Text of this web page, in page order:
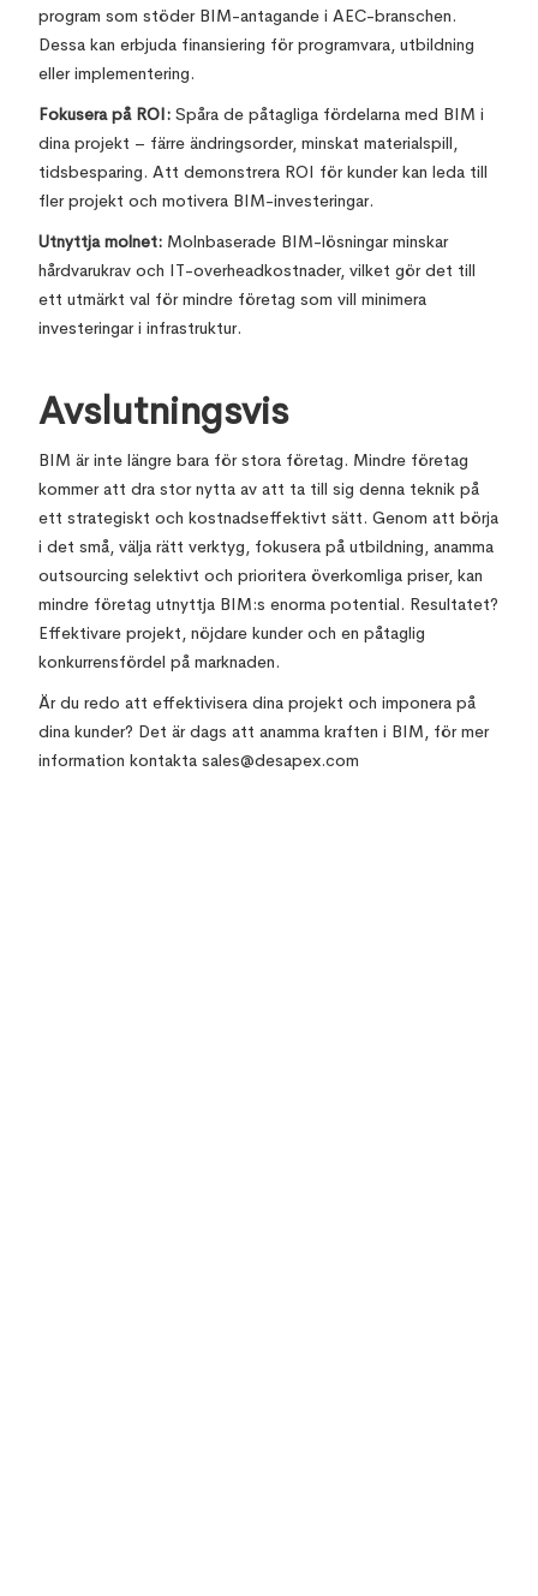
program som stöder BIM-antagande i AEC-branschen.
Dessa kan erbjuda finansiering för programvara, utbildning
eller implementering.
Fokusera på ROI: Spåra de påtagliga fördelarna med BIM i
dina projekt – färre ändringsorder, minskat materialspill,
tidsbesparing. Att demonstrera ROI för kunder kan leda till
fler projekt och motivera BIM-investeringar.
Utnyttja molnet: Molnbaserade BIM-lösningar minskar
hårdvarukrav och IT-overheadkostnader, vilket gör det till
ett utmärkt val för mindre företag som vill minimera
investeringar i infrastruktur.
Avslutningsvis
BIM är inte längre bara för stora företag. Mindre företag
kommer att dra stor nytta av att ta till sig denna teknik på
ett strategiskt och kostnadseffektivt sätt. Genom att börja
i det små, välja rätt verktyg, fokusera på utbildning, anamma
outsourcing selektivt och prioritera överkomliga priser, kan
mindre företag utnyttja BIM:s enorma potential. Resultatet?
Effektivare projekt, nöjdare kunder och en påtaglig
konkurrensfördel på marknaden.
Är du redo att effektivisera dina projekt och imponera på
dina kunder? Det är dags att anamma kraften i BIM, för mer
information kontakta sales@desapex.com